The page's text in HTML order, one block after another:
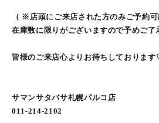
（ ※店頭にご来店された方のみご予約可
在庫数に限りがございますので予めご了
皆様のご来店心よりお待ちしておりま
サマンサタバサ札幌パルコ店
011-214-2102